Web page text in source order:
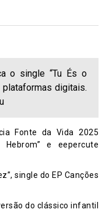
o single “Tu És o
digitais.
Fonte da Vida 2025
Hebrom” e eepercute
single do EP Canções
do clássico infantil